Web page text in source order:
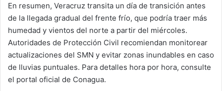
En resumen, Veracruz transita un día de transición antes
de la llegada gradual del frente frío, que podría traer más
humedad y vientos del norte a partir del miércoles.
Autoridades de Protección Civil recomiendan monitorear
actualizaciones del SMN y evitar zonas inundables en caso
de lluvias puntuales. Para detalles hora por hora, consulte
el portal oficial de Conagua.